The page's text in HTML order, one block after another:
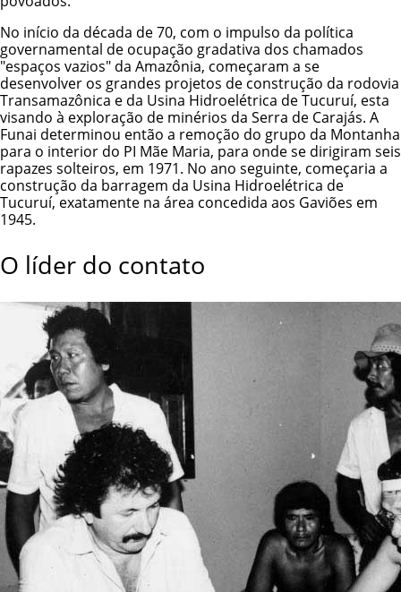
No início da década de 70, com o impulso da política
governamental de ocupação gradativa dos chamados
"espaços vazios" da Amazônia, começaram a se
desenvolver os grandes projetos de construção da rodovia
Transamazônica e da Usina Hidroelétrica de Tucuruí, esta
visando à exploração de minérios da Serra de Carajás. A
Funai determinou então a remoção do grupo da Montanha
para o interior do PI Mãe Maria, para onde se dirigiram seis
rapazes solteiros, em 1971. No ano seguinte, começaria a
construção da barragem da Usina Hidroelétrica de
Tucuruí, exatamente na área concedida aos Gaviões em
1945.
O líder do contato